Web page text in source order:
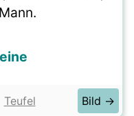
Teufel Bild →